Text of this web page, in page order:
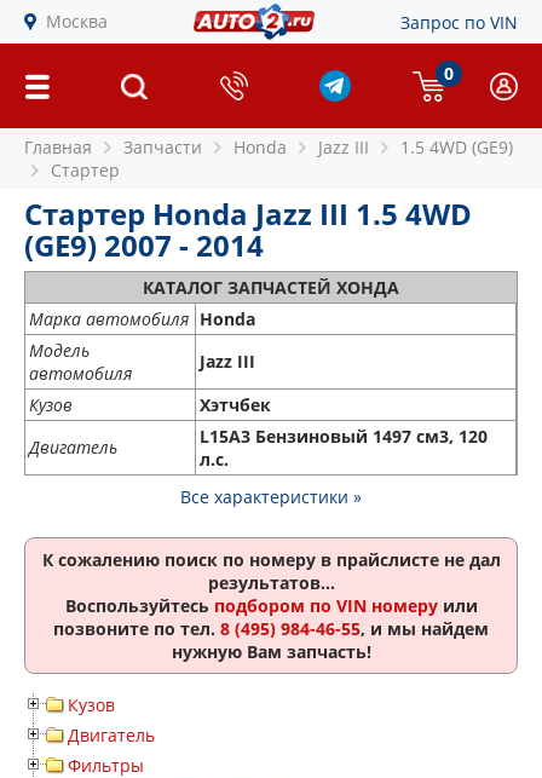
Москва Запрос по VIN
0
Главная Запчасти Honda Jazz III
1.5 4WD (GE9)
Стартер
Стартер Honda Jazz III 1.5 4WD
(GE9) 2007 - 2014
КАТАЛОГ ЗАПЧАСТЕЙ ХОНДА
Марка автомобиля Honda
Модель
автомобиля
Jazz III
Кузов
Хэтчбек
Двигатель
L15A3 Бензиновый 1497 см3, 120
л.с.
Все характеристики »
К сожалению поиск по номеру в прайслисте не дал
результатов...
Воспользуйтесь подбором по VIN номеруили
позвоните по тел. 8 (495) 984-46-55, и мы найдем
нужную Вам запчасть!
Кузов
Двигатель
Фильтры